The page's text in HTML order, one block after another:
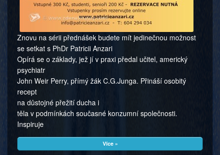
Znovu na sérii přednášek budete mít jedinečnou možnost
se setkat s PhDr Patricii Anzari
Opírá se o základy, jež jí v praxi předal učitel, americký
psychiatr
John Weir Perry, přímý žák C.G.Junga. Přináší osobitý
recept
na důstojné přežití ducha i
těla v podmínkách současné konzumní společnosti.
Inspiruje
Více »